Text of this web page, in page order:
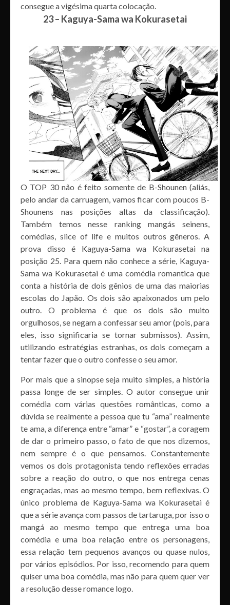
consegue a vigésima quarta colocação.
23 – Kaguya-Sama wa Kokurasetai
O TOP 30 não é feito somente de B-Shounen (aliás,
pelo andar da carruagem, vamos ficar com poucos B-
Shounens nas posições altas da classificação).
Também temos nesse ranking mangás seinens,
comédias, slice of life e muitos outros gêneros. A
prova disso é Kaguya-Sama wa Kokurasetai na
posição 25. Para quem não conhece a série, Kaguya-
Sama wa Kokurasetai é uma comédia romantica que
conta a história de dois gênios de uma das maiorias
escolas do Japão. Os dois são apaixonados um pelo
outro. O problema é que os dois são muito
orgulhosos, se negam a confessar seu amor (pois, para
eles, isso significaria se tornar submissos). Assim,
utilizando estratégias estranhas, os dois começam a
tentar fazer que o outro confesse o seu amor.
Por mais que a sinopse seja muito simples, a história
passa longe de ser simples. O autor consegue unir
comédia com várias questões românticas, como a
dúvida se realmente a pessoa que tu “ama” realmente
te ama, a diferença entre “amar” e “gostar”, a coragem
de dar o primeiro passo, o fato de que nos dizemos,
nem sempre é o que pensamos. Constantemente
vemos os dois protagonista tendo reflexões erradas
sobre a reação do outro, o que nos entrega cenas
engraçadas, mas ao mesmo tempo, bem reflexivas. O
único problema de Kaguya-Sama wa Kokurasetai é
que a série avança com passos de tartaruga, por isso o
mangá ao mesmo tempo que entrega uma boa
comédia e uma boa relação entre os personagens,
essa relação tem pequenos avanços ou quase nulos,
por vários episódios. Por isso, recomendo para quem
quiser uma boa comédia, mas não para quem quer ver
a resolução desse romance logo.